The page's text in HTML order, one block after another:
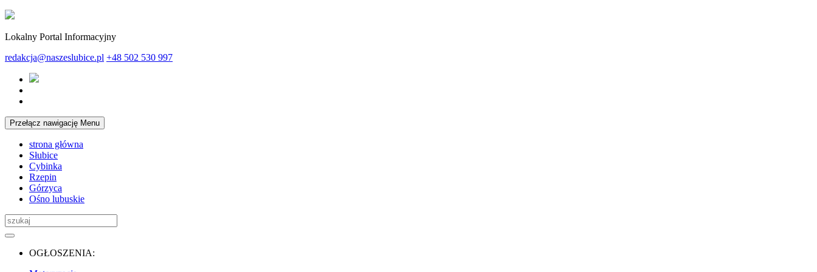
Lokalny Portal Informacyjny
redakcja@naszeslubice.pl +48 502 530 997
Przełącz nawigację Menu
strona główna
Słubice
Cybinka
Rzepin
Górzyca
Ośno lubuskie
OGŁOSZENIA: